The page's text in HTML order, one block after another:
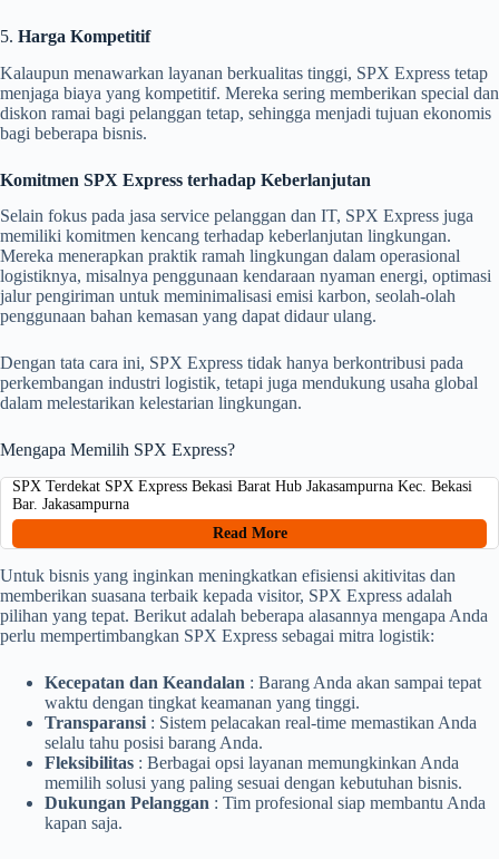
5. Harga Kompetitif
Kalaupun menawarkan layanan berkualitas tinggi, SPX Express tetap
menjaga biaya yang kompetitif. Mereka sering memberikan special dan
diskon ramai bagi pelanggan tetap, sehingga menjadi tujuan ekonomis
bagi beberapa bisnis.
Komitmen SPX Express terhadap Keberlanjutan
Selain fokus pada jasa service pelanggan dan IT, SPX Express juga
memiliki komitmen kencang terhadap keberlanjutan lingkungan.
Mereka menerapkan praktik ramah lingkungan dalam operasional
logistiknya, misalnya penggunaan kendaraan nyaman energi, optimasi
jalur pengiriman untuk meminimalisasi emisi karbon, seolah-olah
penggunaan bahan kemasan yang dapat didaur ulang.
Dengan tata cara ini, SPX Express tidak hanya berkontribusi pada
perkembangan industri logistik, tetapi juga mendukung usaha global
dalam melestarikan kelestarian lingkungan.
Mengapa Memilih SPX Express?
SPX Terdekat SPX Express Bekasi Barat Hub Jakasampurna Kec. Bekasi
Bar. Jakasampurna
Read More
Untuk bisnis yang inginkan meningkatkan efisiensi akitivitas dan
memberikan suasana terbaik kepada visitor, SPX Express adalah
pilihan yang tepat. Berikut adalah beberapa alasannya mengapa Anda
perlu mempertimbangkan SPX Express sebagai mitra logistik:
Kecepatan dan Keandalan : Barang Anda akan sampai tepat
waktu dengan tingkat keamanan yang tinggi.
Transparansi : Sistem pelacakan real-time memastikan Anda
selalu tahu posisi barang Anda.
Fleksibilitas : Berbagai opsi layanan memungkinkan Anda
memilih solusi yang paling sesuai dengan kebutuhan bisnis.
Dukungan Pelanggan : Tim profesional siap membantu Anda
kapan saja.